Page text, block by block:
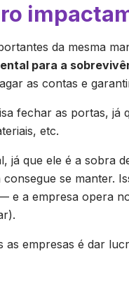
da mesma
para a
as contas e
fechar as portas, já
etc.
já que ele é a sobra
se manter.
e a empresa opera
empresas é dar